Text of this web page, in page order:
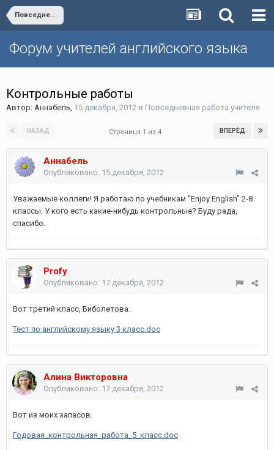
Повседневная работа учителя
Форум учителей английского языка
Контрольные работы
Автор: Аннабель, 15 декабря, 2012 в Повседневная работа учителя
НАЗАД ВПЕРЁД
Страница 1 из 4
Аннабель
Опубликовано: 15 декабря, 2012
Уважаемые коллеги! Я работаю по учебникам "Enjoy English" 2-8
классы. У кого есть какие-нибудь контрольные? Буду рада,
спасибо.
Profy
Опубликовано: 17 декабря, 2012
Вот третий класс, Биболетова.
Тест по английскому языку 3 класс.doc
Алина Викторовна
Опубликовано: 17 декабря, 2012
Вот из моих запасов.
Годовая_контрольная_работа_5_класс.doc